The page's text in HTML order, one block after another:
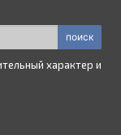
поиск
характер и